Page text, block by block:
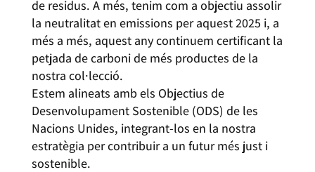
de residus. A més, tenim com a objectiu assolir
la neutralitat en emissions per aquest 2025 i, a
més a més, aquest any continuem certificant la
petjada de carboni de més productes de la
nostra col·lecció.
Estem alineats amb els Objectius de
Desenvolupament Sostenible (ODS) de les
Nacions Unides, integrant-los en la nostra
estratègia per contribuir a un futur més just i
sostenible.